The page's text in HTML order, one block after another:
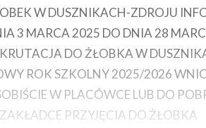
W DUSZNIKACH-ZDROJU
3 MARCA 2025 DO DNIA 28
DO ŻŁOBKA W
ROK SZKOLNY 2025/2026
W PLACÓWCE LUB DO
PRZYJĘCIA DO ŻŁOBKA